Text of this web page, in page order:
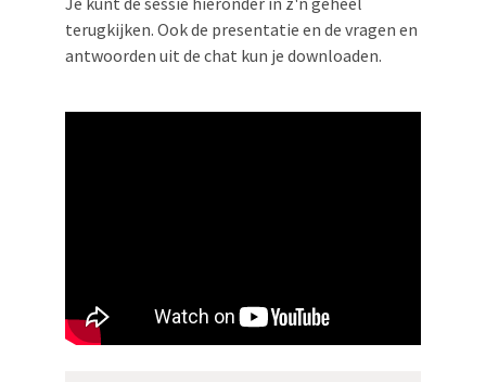
terugkijken. Ook de presentatie en de vragen en
antwoorden uit de chat kun je downloaden.